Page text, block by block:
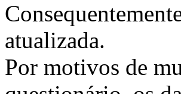
atualizada.
Por motivos de